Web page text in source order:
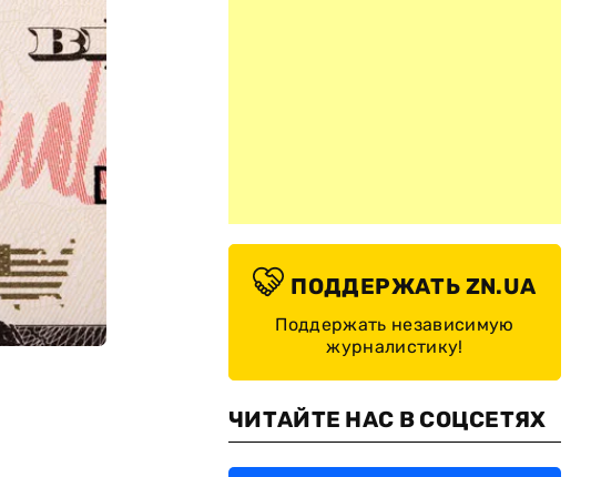
ПОДДЕРЖАТЬ ZN.UA
Поддержать независимую
журналистику!
ЧИТАЙТЕ НАС В СОЦСЕТЯХ